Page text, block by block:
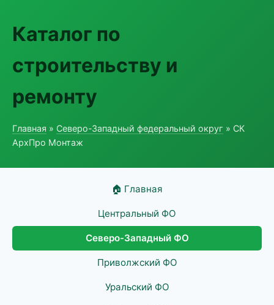
Каталог по
строительству и
ремонту
Главная » Северо-Западный федеральный округ » СК
АрхПро Монтаж
🏠 Главная
Центральный ФО
Северо-Западный ФО
Приволжский ФО
Уральский ФО